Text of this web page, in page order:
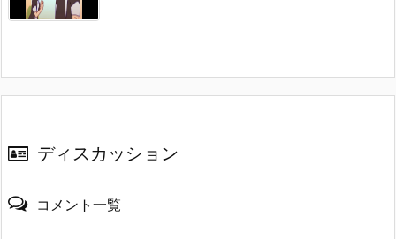
ディスカッション
コメント一覧